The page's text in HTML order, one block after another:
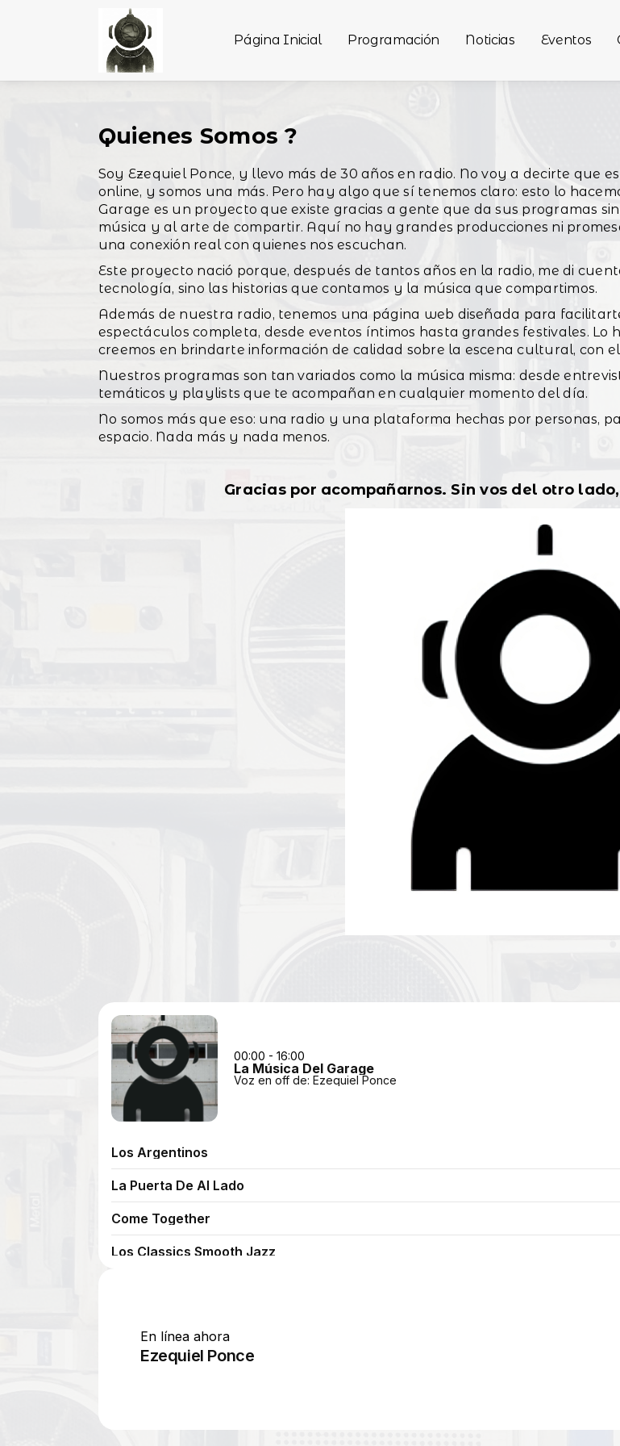
Página Inicial Programación Noticias Eventos
Quienes Somos ?
Soy Ezequiel Ponce, y llevo más de 30 años en radio. No voy a decirte que
online, y somos una más. Pero hay algo que sí tenemos claro: esto lo
Garage es un proyecto que existe gracias a gente que da sus programas
música y al arte de compartir. Aquí no hay grandes producciones ni
una conexión real con quienes nos escuchan.
Este proyecto nació porque, después de tantos años en la radio, me di
tecnología, sino las historias que contamos y la música que compartimos.
Además de nuestra radio, tenemos una página web diseñada para
espectáculos completa, desde eventos íntimos hasta grandes festivales. Lo
creemos en brindarte información de calidad sobre la escena cultural, con
Nuestros programas son tan variados como la música misma: desde
temáticos y playlists que te acompañan en cualquier momento del día.
No somos más que eso: una radio y una plataforma hechas por personas,
espacio. Nada más y nada menos.
Gracias por acompañarnos. Sin vos del otro